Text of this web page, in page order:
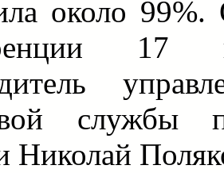
около
17
службы
Николай